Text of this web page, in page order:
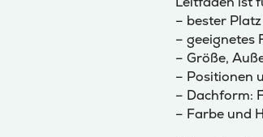
– bester
– geeignetes
– Größe,
– Positionen
– Dachform:
– Farbe und